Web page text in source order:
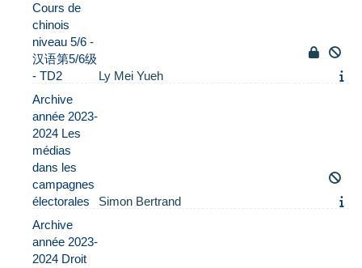
Cours de
chinois
niveau 5/6 -
汉语第5/6级
- TD2
Ly Mei Yueh
Archive
année 2023-
2024 Les
médias
dans les
campagnes
électorales
Simon Bertrand
Archive
année 2023-
2024 Droit